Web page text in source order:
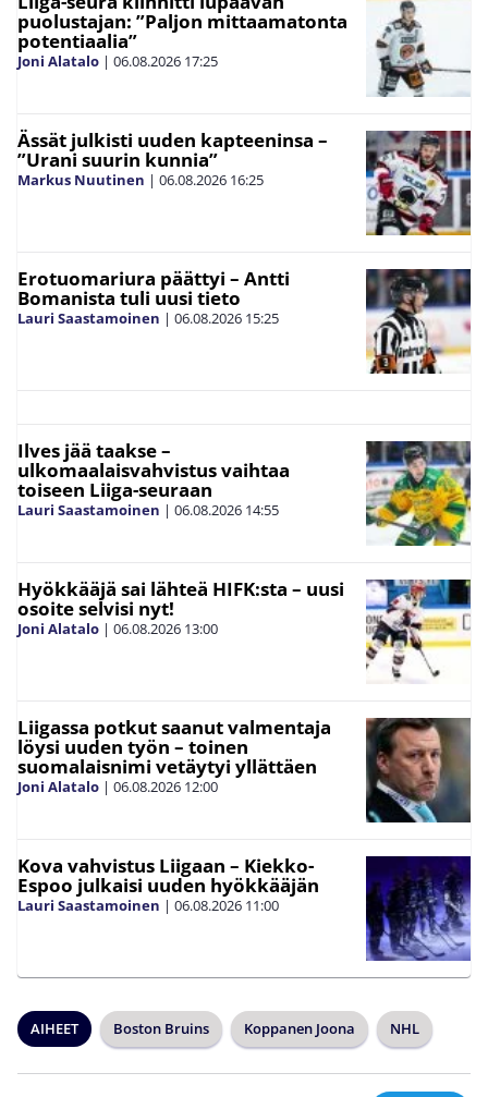
puolustajan: ”Paljon mittaamatonta
potentiaalia”
Joni Alatalo | 06.08.2026 17:25
Ässät julkisti uuden kapteeninsa –
”Urani suurin kunnia”
Markus Nuutinen | 06.08.2026 16:25
Erotuomariura päättyi – Antti
Bomanista tuli uusi tieto
Lauri Saastamoinen | 06.08.2026 15:25
Ilves jää taakse –
ulkomaalaisvahvistus vaihtaa
toiseen Liiga-seuraan
Lauri Saastamoinen | 06.08.2026 14:55
Hyökkääjä sai lähteä HIFK:sta – uusi
osoite selvisi nyt!
Joni Alatalo | 06.08.2026 13:00
Liigassa potkut saanut valmentaja
löysi uuden työn – toinen
suomalaisnimi vetäytyi yllättäen
Joni Alatalo | 06.08.2026 12:00
Kova vahvistus Liigaan – Kiekko-
Espoo julkaisi uuden hyökkääjän
Lauri Saastamoinen | 06.08.2026 11:00
AIHEET Boston Bruins Koppanen Joona NHL